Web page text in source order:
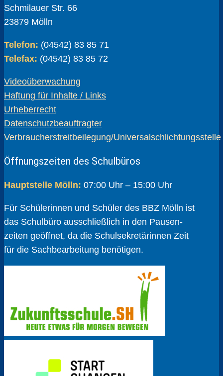
Schmilauer Str. 66
23879 Mölln
Telefon: (04542) 83 85 71
Telefax: (04542) 83 85 72
Videoüberwachung
Haftung für Inhalte / Links
Urheberrecht
Datenschutzbeauftragter
Verbraucherstreitbeilegung/Universalschlichtungsstelle
Öffnungszeiten des Schulbüros
Hauptstelle Mölln: 07:00 Uhr – 15:00 Uhr
Für Schülerinnen und Schüler des BBZ Mölln ist
das Schulbüro ausschließlich in den Pausen­
zeiten geöffnet, da die Schul­sekretärinnen Zeit
für die Sach­bear­beitung benötigen.